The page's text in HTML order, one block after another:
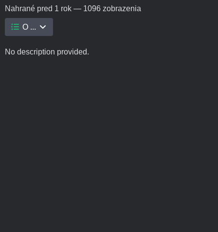
Nahrané pred 1 rok — 1096 zobrazenia
O ...
No description provided.